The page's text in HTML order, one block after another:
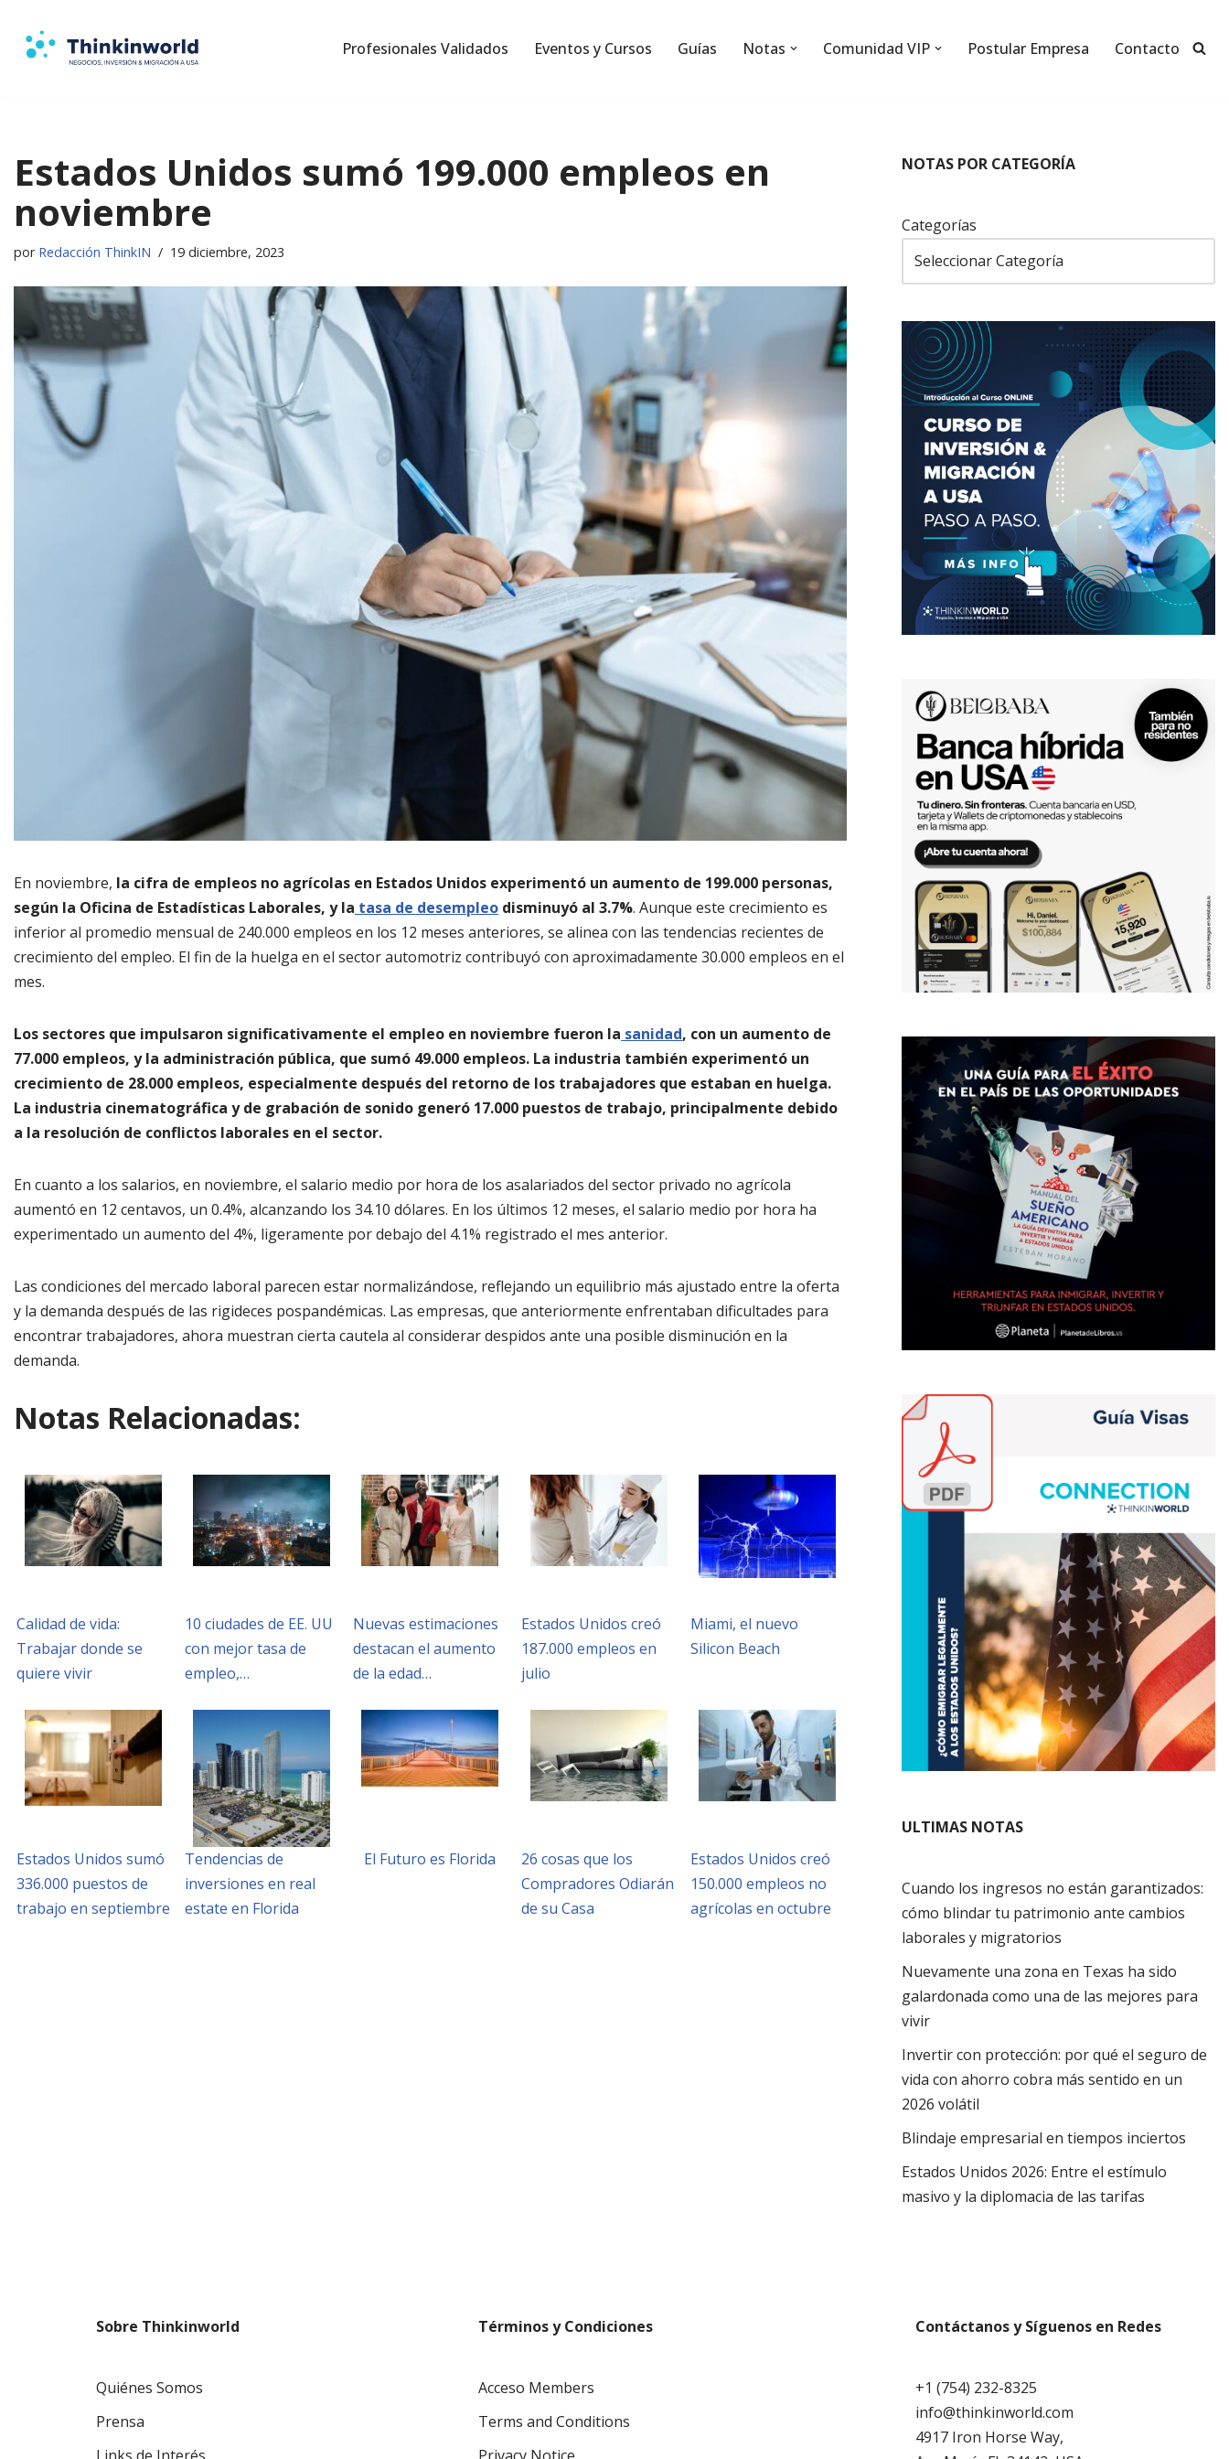
Saltar
Profesionales Validados Eventos y Cursos Guías Notas Comunidad VIP Postular Empresa Contacto
Estados Unidos sumó 199.000 empleos en
noviembre
por Redacción ThinkIN 19 diciembre, 2023
En noviembre, la cifra de empleos no agrícolas en Estados Unidos experimentó un aumento de 199.000 personas,
según la Oficina de Estadísticas Laborales, y la tasa de desempleo disminuyó al 3.7%. Aunque este crecimiento es
inferior al promedio mensual de 240.000 empleos en los 12 meses anteriores, se alinea con las tendencias recientes de
crecimiento del empleo. El fin de la huelga en el sector automotriz contribuyó con aproximadamente 30.000 empleos en el
mes.
Los sectores que impulsaron significativamente el empleo en noviembre fueron la sanidad, con un aumento de
77.000 empleos, y la administración pública, que sumó 49.000 empleos. La industria también experimentó un
crecimiento de 28.000 empleos, especialmente después del retorno de los trabajadores que estaban en huelga.
La industria cinematográfica y de grabación de sonido generó 17.000 puestos de trabajo, principalmente debido
a la resolución de conflictos laborales en el sector.
En cuanto a los salarios, en noviembre, el salario medio por hora de los asalariados del sector privado no agrícola
aumentó en 12 centavos, un 0.4%, alcanzando los 34.10 dólares. En los últimos 12 meses, el salario medio por hora ha
experimentado un aumento del 4%, ligeramente por debajo del 4.1% registrado el mes anterior.
Las condiciones del mercado laboral parecen estar normalizándose, reflejando un equilibrio más ajustado entre la oferta
y la demanda después de las rigideces pospandémicas. Las empresas, que anteriormente enfrentaban dificultades para
encontrar trabajadores, ahora muestran cierta cautela al considerar despidos ante una posible disminución en la
demanda.
Notas Relacionadas:
Calidad de vida:
Trabajar donde se
quiere vivir
10 ciudades de EE. UU
con mejor tasa de
empleo,…
Nuevas estimaciones
destacan el aumento
de la edad…
Estados Unidos creó
187.000 empleos en
julio
Miami, el nuevo
Silicon Beach
Estados Unidos sumó
336.000 puestos de
trabajo en septiembre
Tendencias de
inversiones en real
estate en Florida
El Futuro es Florida
26 cosas que los
Compradores Odiarán
de su Casa
Estados Unidos creó
150.000 empleos no
agrícolas en octubre
NOTAS POR CATEGORÍA
Categorías
ULTIMAS NOTAS
Cuando los ingresos no están garantizados:
cómo blindar tu patrimonio ante cambios
laborales y migratorios
Nuevamente una zona en Texas ha sido
galardonada como una de las mejores para
vivir
Invertir con protección: por qué el seguro de
vida con ahorro cobra más sentido en un
2026 volátil
Blindaje empresarial en tiempos inciertos
Estados Unidos 2026: Entre el estímulo
masivo y la diplomacia de las tarifas
Sobre Thinkinworld
Quiénes Somos
Prensa
Términos y Condiciones
Acceso Members
Terms and Conditions
Contáctanos y Síguenos en Redes
+1 (754) 232-8325
info@thinkinworld.com
4917 Iron Horse Way,